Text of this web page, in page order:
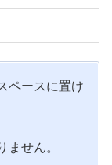
ペースに置け
ません。